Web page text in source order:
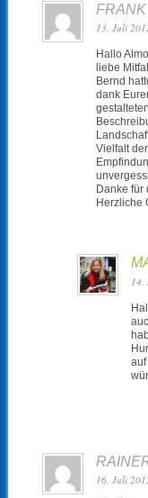
13. Juli
Hallo
liebe
Bernd
dank
Vielfalt
Danke für
Herzliche
16. Juli